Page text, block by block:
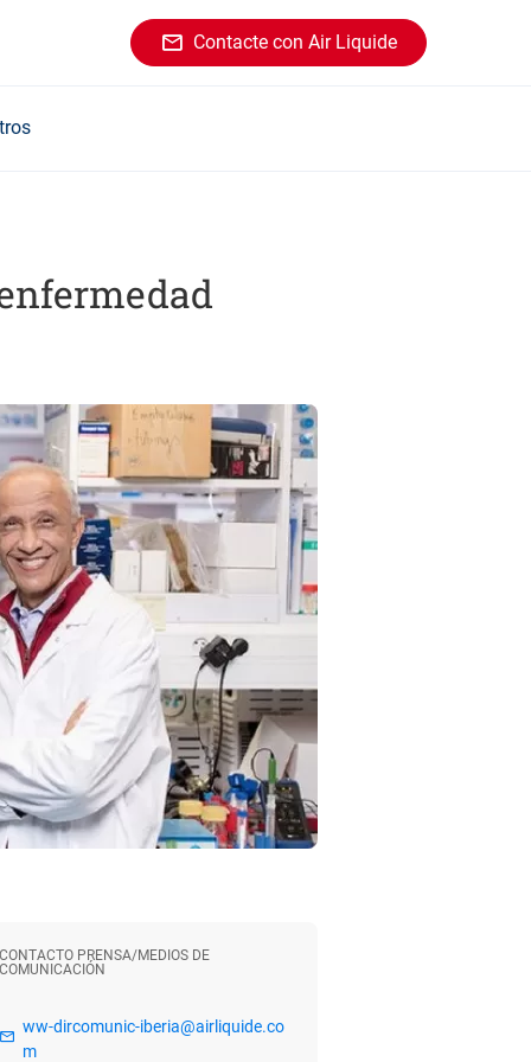
Contacte con Air Liquide
CONTACTO PRENSA/MEDIOS DE
COMUNICACIÓN
ww-dircomunic-iberia@airliquide.co
m